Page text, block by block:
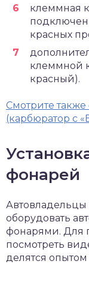
клеммная
красных
клеммной
красный).
Смотрите
(карбюратор с
фонарей
Автовладельцы
оборудовать
фонарями. Для
посмотреть
делятся опытом